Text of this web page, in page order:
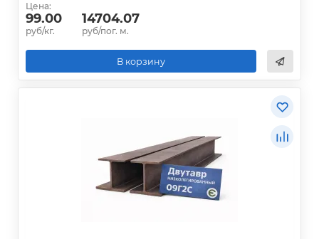
Цена:
99.00
руб/кг.
14704.07
руб/пог. м.
В корзину